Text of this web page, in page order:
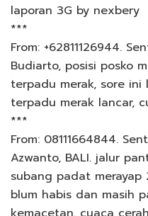
laporan 3G by nexbery
***
From: +62811126944.
Budiarto, posisi posko
terpadu merak, sore
terpadu merak lancar,
***
From: 08111664844.
Azwanto, BALI. jalur
subang padat
blum habis dan masih